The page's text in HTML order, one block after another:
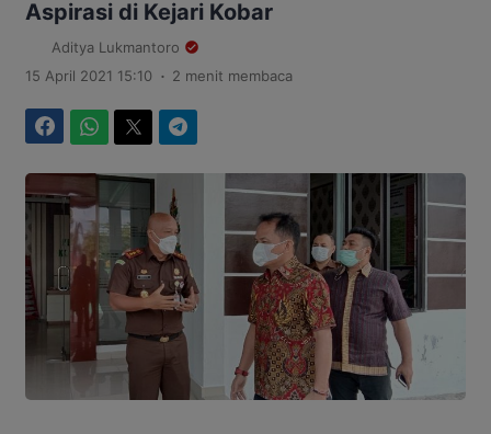
Aspirasi di Kejari Kobar
Aditya Lukmantoro
15 April 2021 15:10 . 2 menit membaca